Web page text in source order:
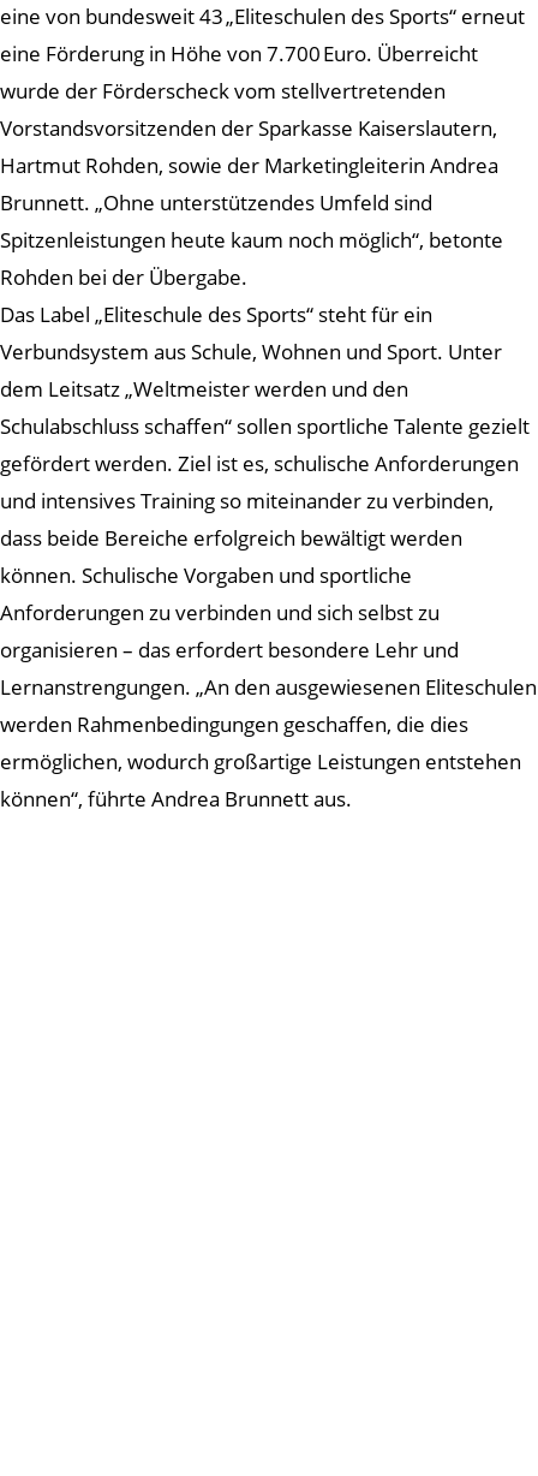
eine von bundesweit 43 „Eliteschulen des Sports“ erneut
eine Förderung in Höhe von 7.700 Euro. Überreicht
wurde der Förderscheck vom stellvertretenden
Vorstandsvorsitzenden der Sparkasse Kaiserslautern,
Hartmut Rohden, sowie der Marketingleiterin Andrea
Brunnett. „Ohne unterstützendes Umfeld sind
Spitzenleistungen heute kaum noch möglich“, betonte
Rohden bei der Übergabe.
Das Label „Eliteschule des Sports“ steht für ein
Verbundsystem aus Schule, Wohnen und Sport. Unter
dem Leitsatz „Weltmeister werden und den
Schulabschluss schaffen“ sollen sportliche Talente gezielt
gefördert werden. Ziel ist es, schulische Anforderungen
und intensives Training so miteinander zu verbinden,
dass beide Bereiche erfolgreich bewältigt werden
können. Schulische Vorgaben und sportliche
Anforderungen zu verbinden und sich selbst zu
organisieren – das erfordert besondere Lehr und
Lernanstrengungen. „An den ausgewiesenen Eliteschulen
werden Rahmenbedingungen geschaffen, die dies
ermöglichen, wodurch großartige Leistungen entstehen
können“, führte Andrea Brunnett aus.